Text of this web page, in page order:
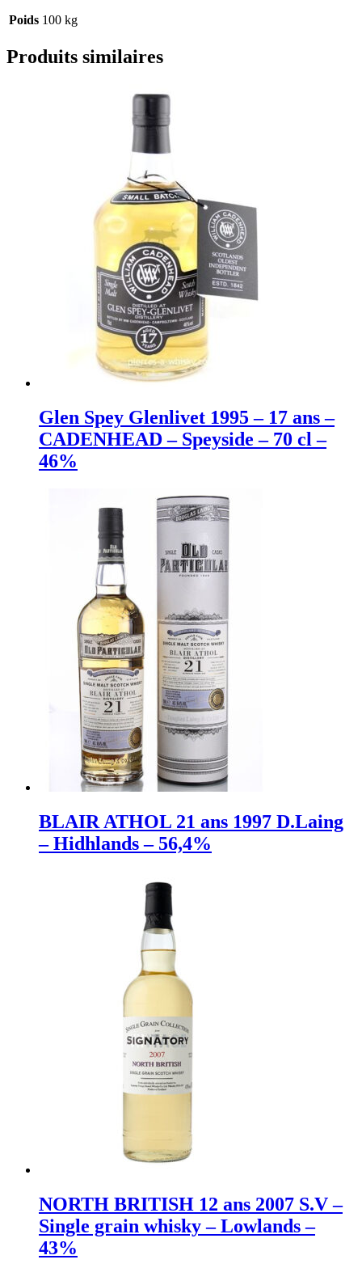
Poids 100 kg
Produits similaires
Glen Spey Glenlivet 1995 – 17 ans –
CADENHEAD – Speyside – 70 cl –
46%
BLAIR ATHOL 21 ans 1997 D.Laing
– Hidhlands – 56,4%
NORTH BRITISH 12 ans 2007 S.V –
Single grain whisky – Lowlands –
43%